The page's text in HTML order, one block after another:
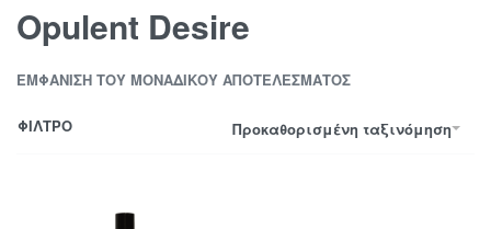
Opulent Desire
ΕΜΦΆΝΙΣΗ ΤΟΥ ΜΟΝΑΔΙΚΟΎ ΑΠΟΤΕΛΈΣΜΑΤΟΣ
Προκαθορισμένη ταξινόμηση
ΦΙΛΤΡΟ